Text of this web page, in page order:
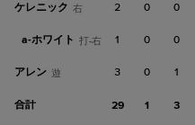
ケレニック 右 2 0 0
a-ホワイト 打-右 1 0 0
アレン 遊 3 0 1
合計 29 1 3